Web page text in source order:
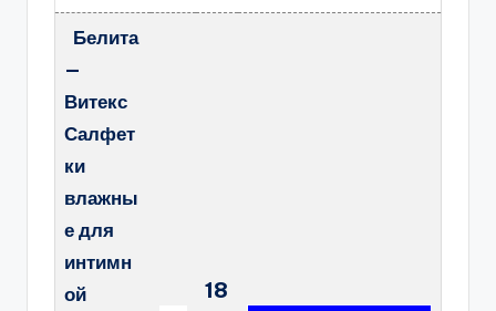
Белита
—
Витекс
Салфет
ки
влажны
е для
интимн
ой
18